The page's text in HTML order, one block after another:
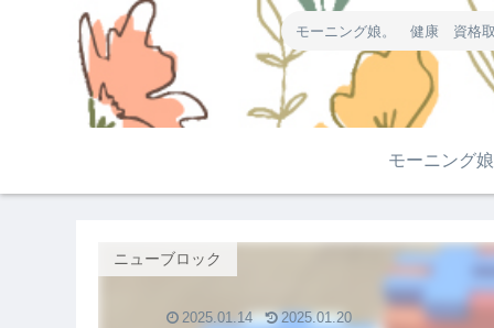
モーニング娘。 健康 資格取
モーニング
ニューブロック
2025.01.14 2025.01.20